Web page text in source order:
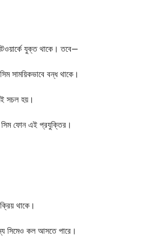
যুক্ত থাকে। তবে—
সাময়িকভাবে বন্ধ থাকে।
সচল হয়।
সিম ফোন এই প্রযুক্তির।
থাকে।
সিমেও কল আসতে পারে।